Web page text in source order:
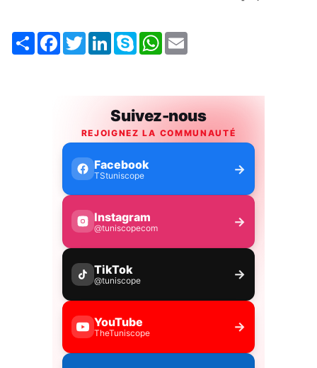
Share FacebookTwitterLinkedInSkype WhatsApp